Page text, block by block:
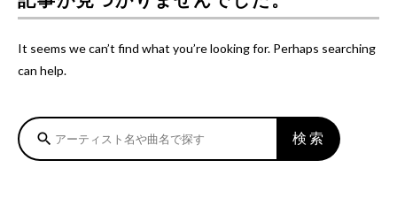
It seems we can’t find what you’re looking for. Perhaps searching
can help.
search 検索